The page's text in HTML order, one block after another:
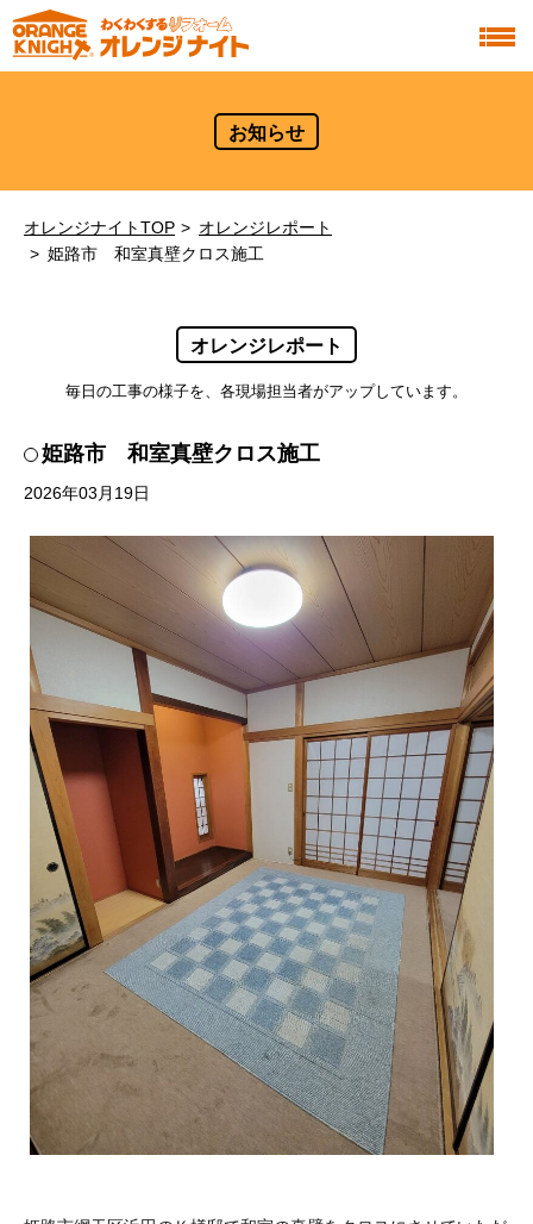
お知らせ
オレンジナイトTOP
オレンジレポート
姫路市 和室真壁クロス施工
オレンジレポート
毎日の工事の様子を、各現場担当者がアップしています。
姫路市 和室真壁クロス施工
2026年03月19日